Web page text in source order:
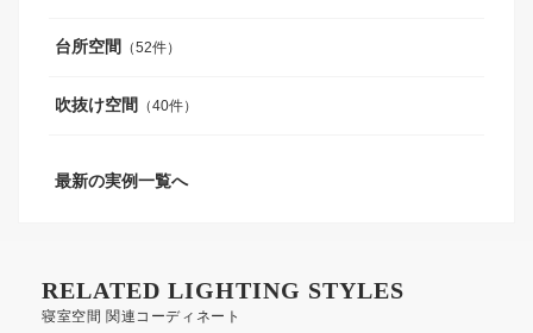
台所空間 （52件）
吹抜け空間 （40件）
最新の実例一覧へ
寝室空間 関連コーディネート
RELATED LIGHTING STYLES